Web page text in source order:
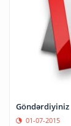
01-07-2015